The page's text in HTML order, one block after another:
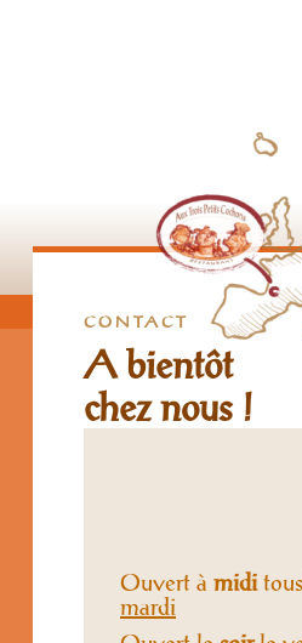
CONTACT
A bientôt
chez nous !
Ouvert à midi
mardi